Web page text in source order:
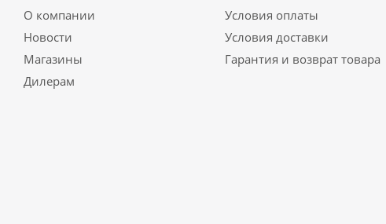
О компании
Новости
Магазины
Дилерам
Условия оплаты
Условия доставки
Гарантия и возврат товара